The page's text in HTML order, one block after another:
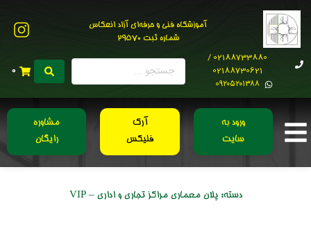
آموزشگاه فنی و حرفه‌ای آزاد انعکاس
شماره ثبت 29570
02188733880 /
02188730621
0۹۲۰۵۲۰۱۳۸۸
0
ورود به
سایت
آرک
فلیکس
مشاوره
رایگان
دسته:پلان معماری مراکز تجاری و اداری – VIP